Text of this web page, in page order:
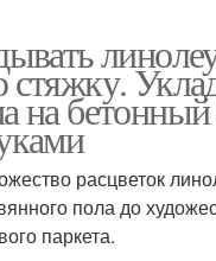
на
расцветок
пола до
паркета.